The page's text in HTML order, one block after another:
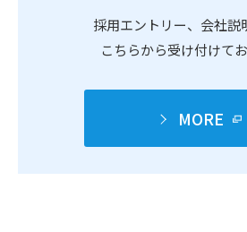
採用エントリー、会社説
こちらから受け付けてお
MORE